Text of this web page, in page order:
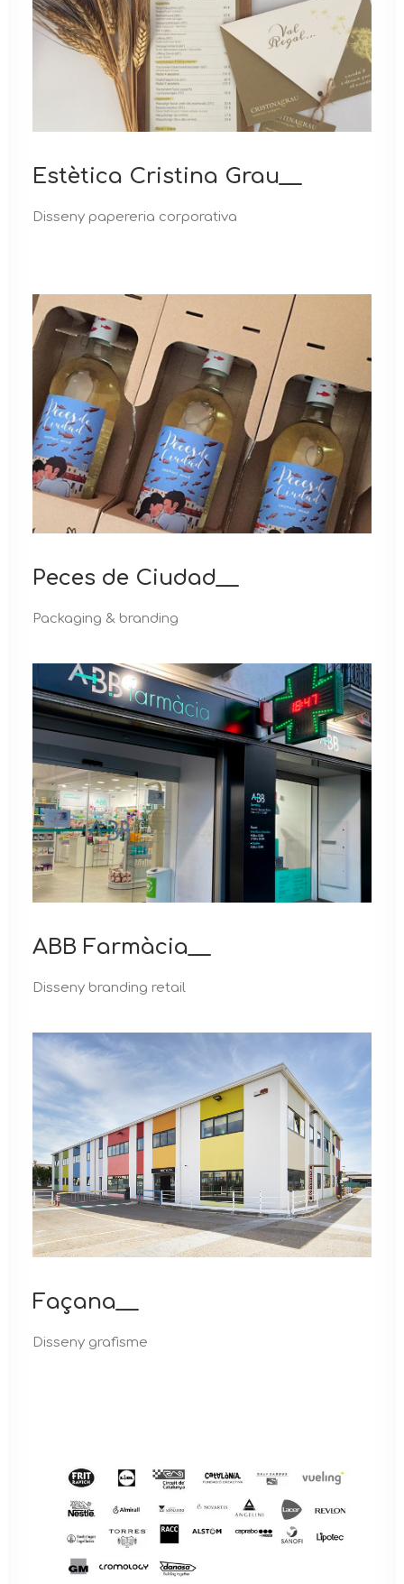
Estètica Cristina Grau__
Disseny papereria corporativa
Peces de Ciudad__
Packaging & branding
ABB Farmàcia__
Disseny branding retail
Façana__
Disseny grafisme